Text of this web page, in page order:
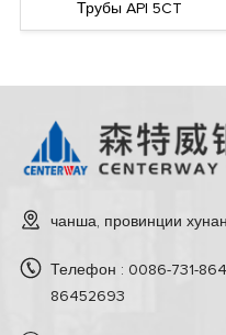
Трубы API 5CT
чанша, провинции
Телефон : 0086-731-
86452693